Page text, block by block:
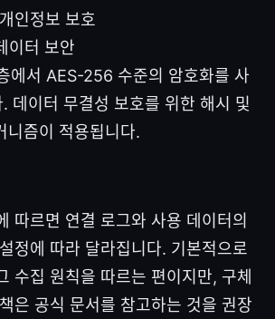
인정보 보호
이터 보안
에서 AES-256 수준의 암호화를 사
데이터 무결성 보호를 위한 해시 및
니즘이 적용됩니다.
따르면 연결 로그와 사용 데이터의
정에 따라 달라집니다. 기본적으로
수집 원칙을 따르는 편이지만, 구체
은 공식 문서를 참고하는 것을 권장